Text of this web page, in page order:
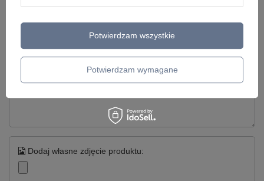
5/5
Treść twojej opinii
Dodaj własne zdjęcie produktu:
Potwierdzam wymagane
Potwierdzam wszystkie